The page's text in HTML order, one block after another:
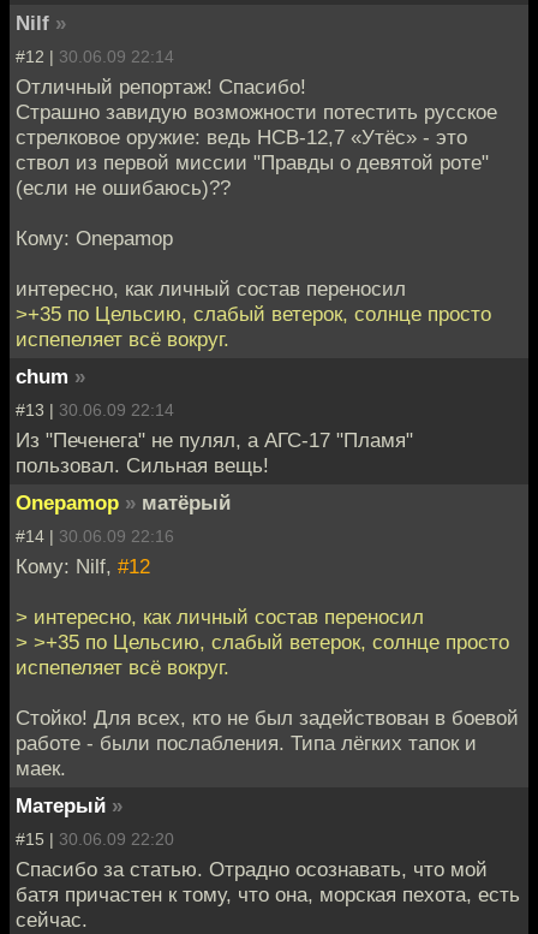
Nilf »
#12 | 30.06.09 22:14
Отличный репортаж! Спасибо!
Страшно завидую возможности потестить русское
стрелковое оружие: ведь НСВ-12,7 «Утёс» - это
ствол из первой миссии "Правды о девятой роте"
(если не ошибаюсь)??
Кому: Onepamop
интересно, как личный состав переносил
>+35 по Цельсию, слабый ветерок, солнце просто
испепеляет всё вокруг.
chum »
#13 | 30.06.09 22:14
Из "Печенега" не пулял, а АГС-17 "Пламя"
пользовал. Сильная вещь!
Onepamop » матёрый
#14 | 30.06.09 22:16
Кому: Nilf, #12
> интересно, как личный состав переносил
> >+35 по Цельсию, слабый ветерок, солнце просто
испепеляет всё вокруг.
Стойко! Для всех, кто не был задействован в боевой
работе - были послабления. Типа лёгких тапок и
маек.
Матерый »
#15 | 30.06.09 22:20
Спасибо за статью. Отрадно осознавать, что мой
батя причастен к тому, что она, морская пехота, есть
сейчас.